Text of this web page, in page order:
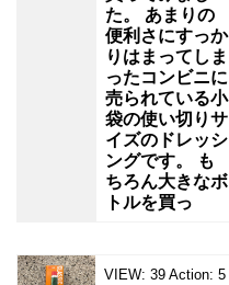
た。 あまりの
便利さにすっか
りはまってしま
ったコンビニに
売られている小
袋の使い切りサ
イズのドレッシ
ングです。 も
ちろん大きなボ
トルを買っ
VIEW: 39 Action: 5